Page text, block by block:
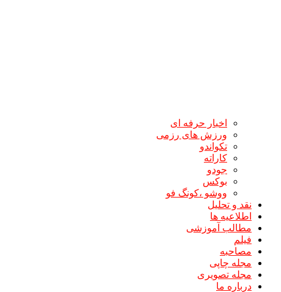
اخبار حرفه ای
ورزش های رزمی
تکواندو
کاراته
جودو
بوکس
ووشو ،کونگ فو
نقد و تحلیل
اطلاعیه ها
مطالب آموزشی
فیلم
مصاحبه
مجله چاپی
مجله تصویری
درباره ما